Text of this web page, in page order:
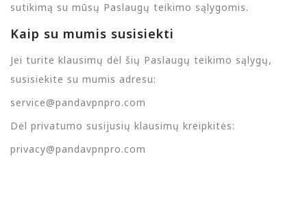
sutikimą su mūsų Paslaugų teikimo sąlygomis.
Kaip su mumis susisiekti
Jei turite klausimų dėl šių Paslaugų teikimo sąlygų,
susisiekite su mumis adresu:
service@pandavpnpro.com
Dėl privatumo susijusių klausimų kreipkitės:
privacy@pandavpnpro.com